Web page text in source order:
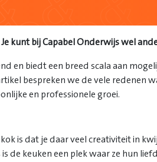
kunt bij Capabel Onderwijs wel
en biedt een breed scala aan
bespreken we de vele redenen
en professionele groei.
is dat je daar veel creativiteit in
de keuken een plek waar ze hun